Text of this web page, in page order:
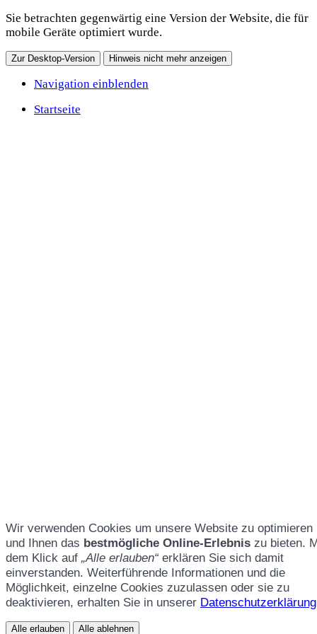
Sie betrachten gegenwärtig eine Version der Website, die für
mobile Geräte optimiert wurde.
Zur Desktop-Version Hinweis nicht mehr anzeigen
Navigation einblenden
Startseite
Wir verwenden Cookies um unsere Website zu optimieren
und Ihnen das bestmögliche Online-Erlebnis zu bieten.
dem Klick auf „Alle erlauben“ erklären Sie sich damit
einverstanden. Weiterführende Informationen und die
Möglichkeit, einzelne Cookies zuzulassen oder sie zu
deaktivieren, erhalten Sie in unserer Datenschutzerklärung
Alle erlauben Alle ablehnen